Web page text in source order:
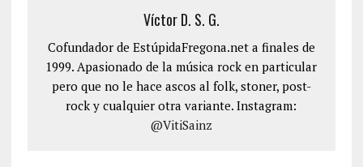
Víctor D. S. G.
Cofundador de EstúpidaFregona.net a finales de
1999. Apasionado de la música rock en particular
pero que no le hace ascos al folk, stoner, post-
rock y cualquier otra variante. Instagram:
@VitiSainz